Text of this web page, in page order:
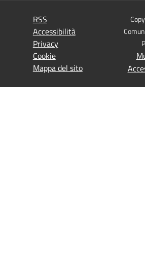
RSS
Accessibilità
Privacy
Cookie
Mappa del sito